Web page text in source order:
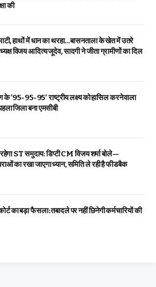
की
हाथों में धान का थरहा…बासनताला के खेत में उतरे
विजय आदित्य जूदेव, सादगी ने जीता ग्रामीणों का दिल
’95-95-95′ राष्ट्रीय लक्ष्य को हासिल करने वाला
जिला बना एमसीबी
ST समुदाय: डिप्टी CM विजय शर्मा बोले—
का रखा जाएगा ध्यान, समिति ले रही है फीडबैक
का बड़ा फैसला: तबादले पर नहीं छिनेगी कर्मचारियों की